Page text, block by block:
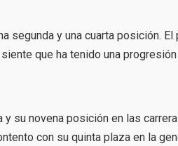
segunda y una cuarta posición.
que ha tenido una
su novena posición en las
con su quinta plaza en la